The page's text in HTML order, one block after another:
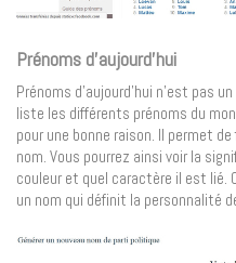
Prénoms d’aujourd’hui
Prénoms d’aujourd’hui n’est pas
liste les différents prénoms du
pour une bonne raison. Il permet
nom. Vous pourrez ainsi voir la
couleur et quel caractère il est lié.
un nom qui définit la personnalité